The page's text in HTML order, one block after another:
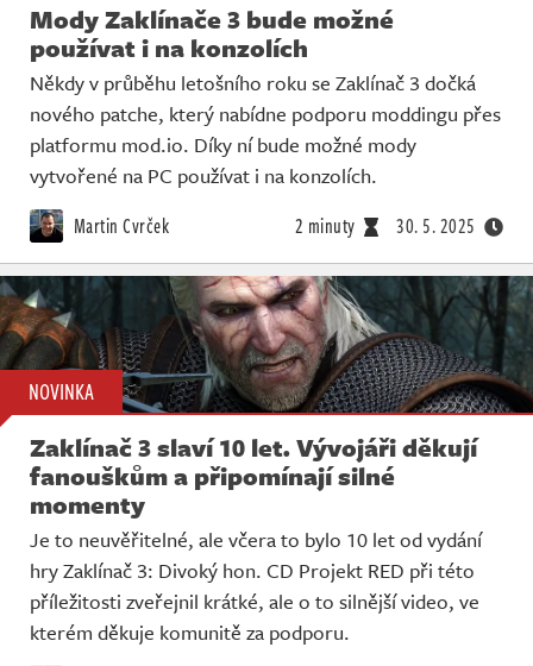
Mody Zaklínače 3 bude možné
používat i na konzolích
Někdy v průběhu letošního roku se Zaklínač 3 dočká
nového patche, který nabídne podporu moddingu přes
platformu mod.io. Díky ní bude možné mody
vytvořené na PC používat i na konzolích.
Martin Cvrček 2 minuty 30. 5. 2025
NOVINKA
Zaklínač 3 slaví 10 let. Vývojáři děkují
fanouškům a připomínají silné
momenty
Je to neuvěřitelné, ale včera to bylo 10 let od vydání
hry Zaklínač 3: Divoký hon. CD Projekt RED při této
příležitosti zveřejnil krátké, ale o to silnější video, ve
kterém děkuje komunitě za podporu.